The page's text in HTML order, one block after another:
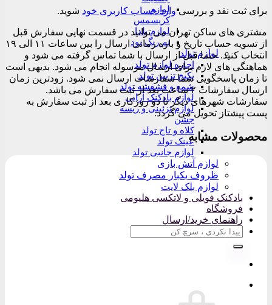
لوازم
کریسمس
لوازم یلدا
تم رنگ نود
لوازم تولد
اجاره لوازم تولد
پکیج تزیین تولد
شمع و فشفشه تولد
لوازم بادکنک آرایی
لوازم تزئینی و ریسه
جشن
کلاه و تاج تولد
عینک تولد
لوازم جانبی تولد
لوازم آتش بازی
ظروف یکبار مصرف تولد
لوازم بلک لایت
بادکنک فویلی و لاتکسی هلیومی
فروشگاه
راهنمای خرید/ارسال
جستجو
برای ثبت نقد و بررسیوارد حساب کاربری خود شوید.
مشتری های ساکن تهران می توانید در قسمت نهایی سفارش قبل
از تسویه حساب تاریخ و بازه زمانی ارسال را بین ساعات ۱۱ الی ۱۹
انتخاب کنید. حتما قبل از ارسال با شما تماس گرفته می شود و
هماهنگی های لازم برای ارسال مرسوله انجام می شود. بدیهی است
تا زمان پاسخگویی شما سفارشات ارسال نمی شود. زودترین زمان
ارسال سفارشات ۲ ساعت بعد از ثبت سفارش می باشد.
سفارشات شهرهای دیگر تا دو روزکاری بعد از ثبت سفارش به
پست پیشتاز تحویل می گردد.
محصولات مشابه